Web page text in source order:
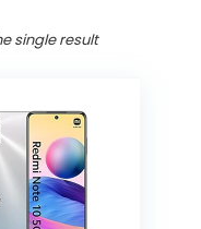
single result